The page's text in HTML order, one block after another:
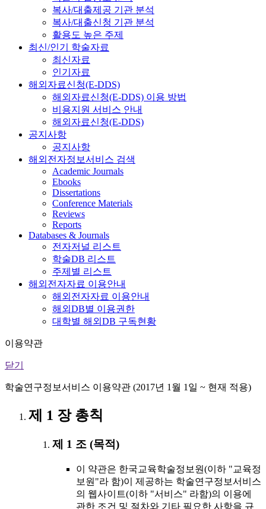
복사/대출제공 기관 분석
복사/대출신청 기관 분석
활용도 높은 주제
최신/인기 학술자료
최신자료
인기자료
해외자료신청(E-DDS)
해외자료신청(E-DDS) 이용 방법
비용지원 서비스 안내
해외자료신청(E-DDS)
공지사항
공지사항
해외전자정보서비스 검색
Academic Journals
Ebooks
Dissertations
Conference Materials
Reviews
Reports
Databases & Journals
전자저널 리스트
학술DB 리스트
주제별 리스트
해외전자자료 이용안내
해외전자자료 이용안내
해외DB별 이용권한
대학별 해외DB 구독현황
이용약관
닫기
학술연구정보서비스 이용약관 (2017년 1월 1일 ~ 현재 적용)
제 1 장 총칙
제 1 조 (목적)
이 약관은 한국교육학술정보원(이하 "교육정
보원"라 함)이 제공하는 학술연구정보서비스
의 웹사이트(이하 "서비스" 라함)의 이용에
관한 조건 및 절차와 기타 필요한 사항을 규